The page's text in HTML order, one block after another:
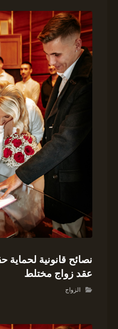
نصائح قانونية لحماية
عقد زواج مختلط
الزواج